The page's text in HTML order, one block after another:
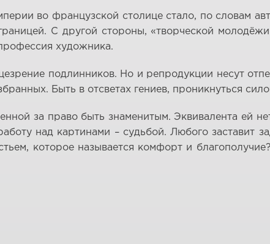
во французской столице стало, по словам
С другой стороны, «творческой
художника.
подлинников. Но и репродукции несут
Быть в отсветах гениев, проникнуться
за право быть знаменитым. Эквивалента ей
над картинами – судьбой. Любого заставит
которое называется комфорт и